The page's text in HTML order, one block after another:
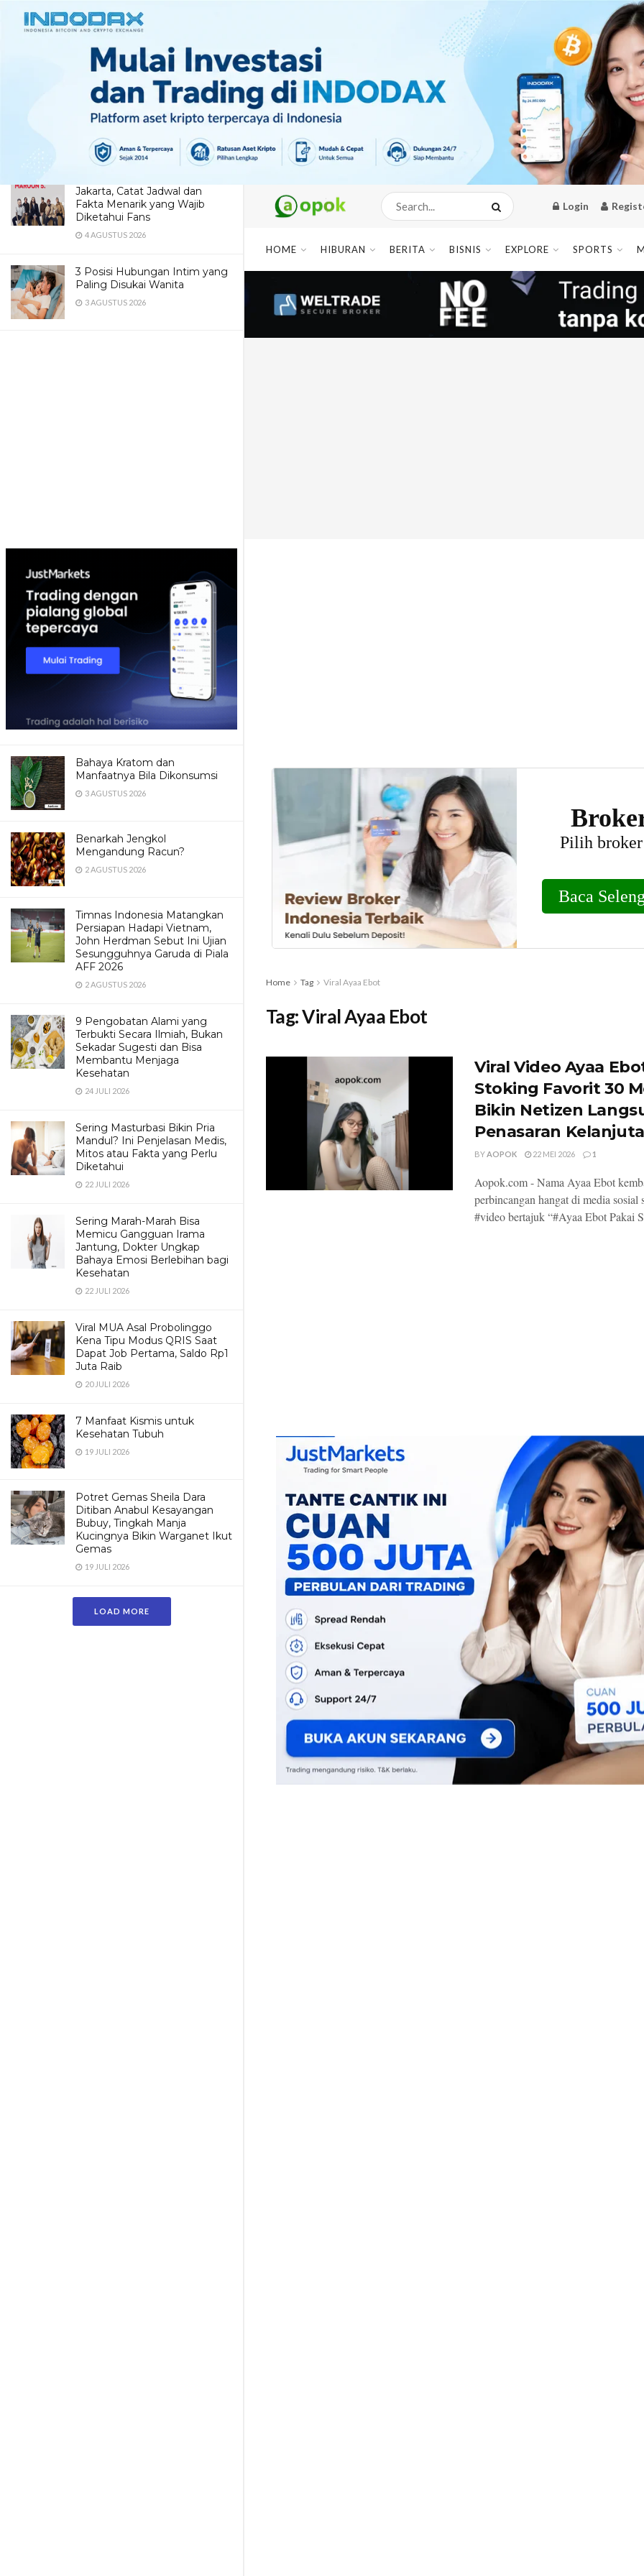
LATEST TRENDING
Dua Pendaki Gunung Piramid
Bondowoso Ditemukan Tewas
di Jurang 60 Meter, Evakuasi
Terkendala Medan Ekstrem
Jakarta, Catat Jadwal dan
Fakta Menarik yang Wajib
Diketahui Fans
4 AGUSTUS 2026
3 Posisi Hubungan Intim yang
Paling Disukai Wanita
3 AGUSTUS 2026
Bahaya Kratom dan
Manfaatnya Bila Dikonsumsi
3 AGUSTUS 2026
Benarkah Jengkol
Mengandung Racun?
2 AGUSTUS 2026
Timnas Indonesia Matangkan
Persiapan Hadapi Vietnam,
John Herdman Sebut Ini Ujian
Sesungguhnya Garuda di Piala
AFF 2026
2 AGUSTUS 2026
9 Pengobatan Alami yang
Terbukti Secara Ilmiah, Bukan
Sekadar Sugesti dan Bisa
Membantu Menjaga
Kesehatan
24 JULI 2026
Sering Masturbasi Bikin Pria
Mandul? Ini Penjelasan Medis,
Mitos atau Fakta yang Perlu
Diketahui
22 JULI 2026
Sering Marah-Marah Bisa
Memicu Gangguan Irama
Jantung, Dokter Ungkap
Bahaya Emosi Berlebihan bagi
Kesehatan
22 JULI 2026
Viral MUA Asal Probolinggo
Kena Tipu Modus QRIS Saat
Dapat Job Pertama, Saldo Rp1
Juta Raib
20 JULI 2026
7 Manfaat Kismis untuk
Kesehatan Tubuh
19 JULI 2026
Potret Gemas Sheila Dara
Ditiban Anabul Kesayangan
Bubuy, Tingkah Manja
Kucingnya Bikin Warganet Ikut
Gemas
19 JULI 2026
LOAD MORE
Login
HOME HIBURAN BERITA BISNIS EXPLORE SPORTS
Home Tag Viral Ayaa Ebot
Tag:Viral Ayaa Ebot
Viral Video Ayaa
Stoking Favorit 30
Bikin Netizen
Penasaran
BYAOPOK 22 MEI 2026 1
Aopok.com - Nama Ayaa Ebot
perbincangan hangat di media sosial
#video bertajuk “#Ayaa Ebot Pakai